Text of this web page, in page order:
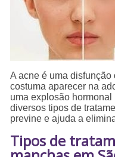
A acne é uma
costuma aparecer na
uma explosão
diversos tipos de
previne e ajuda a
Tipos de